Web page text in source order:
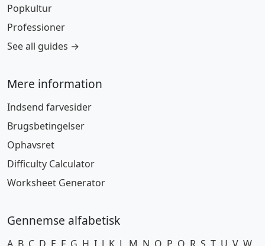
Popkultur
Professioner
See all guides →
Mere information
Indsend farvesider
Brugsbetingelser
Ophavsret
Difficulty Calculator
Worksheet Generator
Gennemse alfabetisk